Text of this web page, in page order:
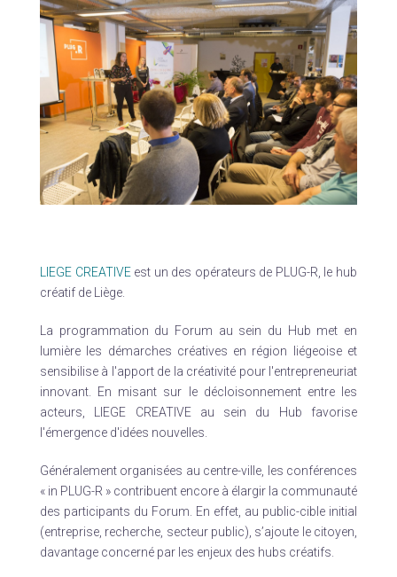
LIEGE CREATIVEest un des opérateurs de PLUG-R, le hub
créatif de Liège.
La programmation du Forum au sein du Hub met en
lumière les démarches créatives en région liégeoise et
sensibilise à l'apport de la créativité pour l'entrepreneuriat
innovant. En misant sur le décloisonnement entre les
acteurs, LIEGE CREATIVE au sein du Hub favorise
l'émergence d'idées nouvelles.
Généralement organisées au centre-ville, les conférences
« in PLUG-R » contribuent encore à élargir la communauté
des participants du Forum. En effet, au public-cible initial
(entreprise, recherche, secteur public), s’ajoute le citoyen,
davantage concerné par les enjeux des hubs créatifs.